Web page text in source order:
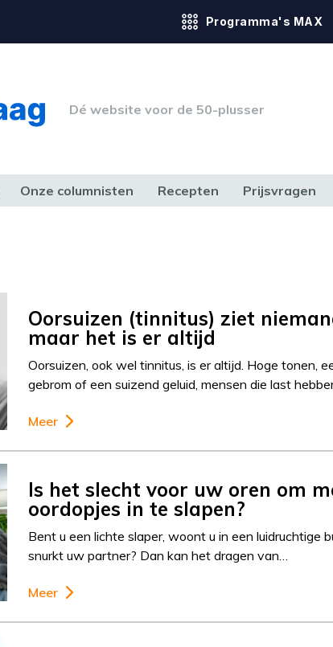
Programma's MAX
Dé website voor de 50-plusser
Onze columnisten Recepten Prijsvragen
Oorsuizen (tinnitus) ziet
maar het is er altijd
Oorsuizen, ook wel tinnitus, is er altijd. Hoge tonen,
gebrom of een suizend geluid, mensen die last
Meer
Is het slecht voor uw oren om
oordopjes in te slapen?
Bent u een lichte slaper, woont u in een luidruchtige
snurkt uw partner? Dan kan het dragen van…
Meer